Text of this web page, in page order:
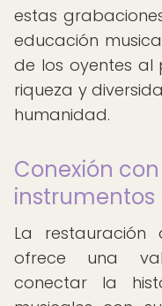
estas
educación
de los oyentes al
riqueza y
humanidad.
Conexión
instrumentos
La restauración
ofrece una
conectar la